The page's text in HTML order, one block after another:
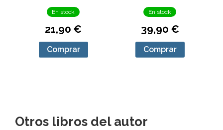
En stock
21,90 €
Comprar
En stock
39,90 €
Comprar
Otros libros del autor